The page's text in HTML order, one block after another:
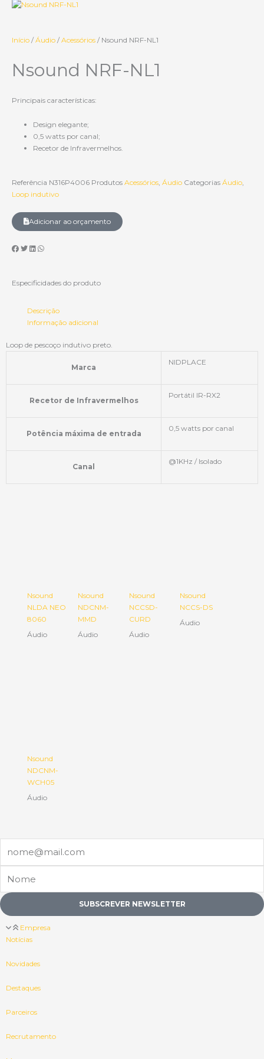
Início / Áudio / Acessórios / Nsound NRF-NL1
Nsound NRF-NL1
Principais características:
Design elegante;
0,5 watts por canal;
Recetor de Infravermelhos.
Referência N316P4006 Produtos Acessórios Áudio Categorias Áudio
Loop indutivo
Adicionar ao orçamento
Especificidades do produto
Descrição
Informação adicional
Loop de pescoço indutivo preto.
Marca
NIDPLACE
Recetor de Infravermelhos
Portátil IR-RX2
Potência máxima de entrada
0,5 watts por canal
Canal
@1KHz / Isolado
Nsound
NLDA NEO
8060
Áudio
Nsound
NDCNM-
MMD
Áudio
Nsound
NCCSD-
CURD
Áudio
Nsound
NCCS-DS
Áudio
Nsound
NDCNM-
WCH05
Áudio
SUBSCREVER NEWSLETTER
Empresa
Notícias
Novidades
Destaques
Parceiros
Recrutamento